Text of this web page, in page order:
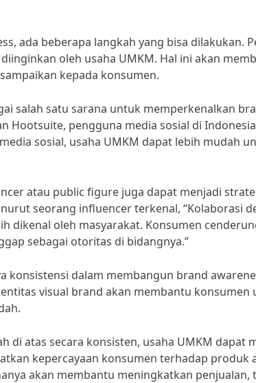
ada beberapa langkah yang bisa dilakukan.
oleh usaha UMKM. Hal ini akan
kepada konsumen.
salah satu sarana untuk memperkenalkan
Hootsuite, pengguna media sosial di
sosial, usaha UMKM dapat lebih mudah
atau public figure juga dapat menjadi
seorang influencer terkenal, “Kolaborasi
dikenal oleh masyarakat. Konsumen
sebagai otoritas di bidangnya.”
konsistensi dalam membangun brand
visual brand akan membantu
di atas secara konsisten, usaha UMKM dapat
kepercayaan konsumen terhadap produk
akan membantu meningkatkan